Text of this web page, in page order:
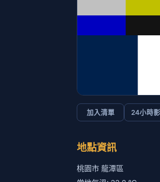
加入清單 24小時
地點資訊
桃園市 龍潭區